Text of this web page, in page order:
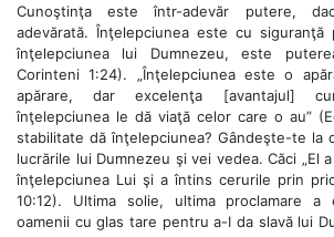
Cunoştinţa este într-adevăr putere,
adevărată. Înţelepciunea este cu siguranţă
înţelepciunea lui Dumnezeu, este
Corinteni 1:24). „Înţelepciunea este o
apărare, dar excelenţa [avantajul]
înţelepciunea le dă viaţă celor care o au”
stabilitate dă înţelepciunea? Gândeşte-te la
lucrările lui Dumnezeu şi vei vedea. Căci „El
înţelepciunea Lui şi a întins cerurile prin
10:12). Ultima solie, ultima proclamare a
oamenii cu glas tare pentru a-I da slavă lui